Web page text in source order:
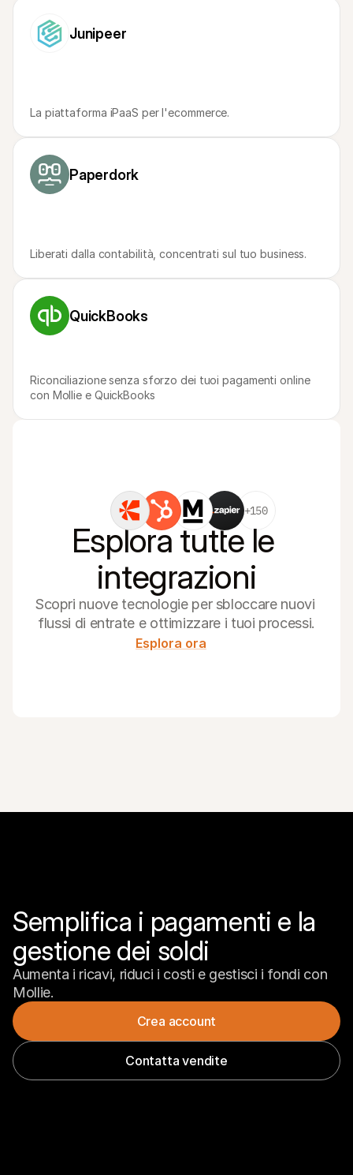
Junipeer
La piattaforma iPaaS per l'ecommerce.
Paperdork
Liberati dalla contabilità, concentrati sul tuo business.
QuickBooks
Riconciliazione senza sforzo dei tuoi pagamenti online
con Mollie e QuickBooks
+150
Esplora tutte le
integrazioni
Scopri nuove tecnologie per sbloccare nuovi
flussi di entrate e ottimizzare i tuoi processi.
Esplora ora
Semplifica i pagamenti e la
gestione dei soldi
Aumenta i ricavi, riduci i costi e gestisci i fondi con
Mollie.
Crea account
Contatta vendite
Scopri perché Mollie è sul tuo estratto conto bancario
Per i clienti di Mollie